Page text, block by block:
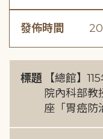
發佈時間
標題
【總館】
院內科部教
座「胃癌防